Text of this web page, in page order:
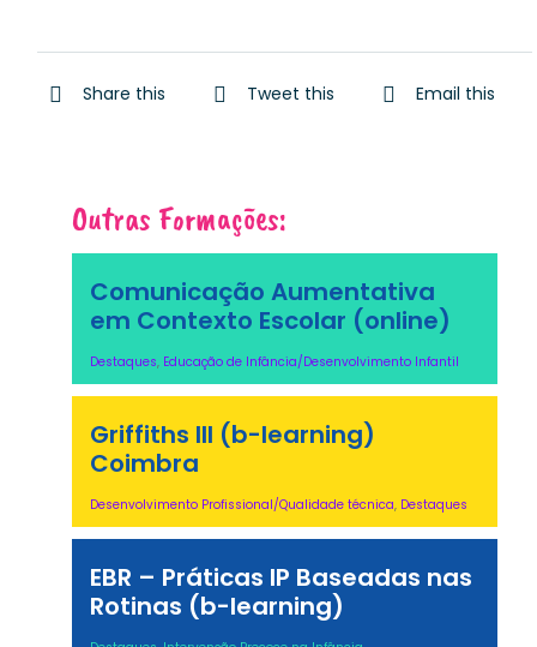
Share this Tweet this Email this
Outras Formações:
Comunicação Aumentativa
em Contexto Escolar (online)
Destaques, Educação de Infância/Desenvolvimento Infantil
Griffiths III (b-learning)
Coimbra
Desenvolvimento Profissional/Qualidade técnica, Destaques
EBR – Práticas IP Baseadas nas
Rotinas (b-learning)